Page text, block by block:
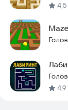
4,5
4,9